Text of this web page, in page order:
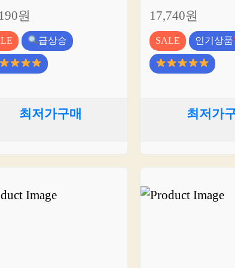
원
급상승
최저가구매
17,740원
SALE 인기상품
최저가